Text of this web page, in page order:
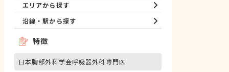
エリアから探す
沿線・駅から探す
特徴
日本胸部外科学会呼吸器外科専門医